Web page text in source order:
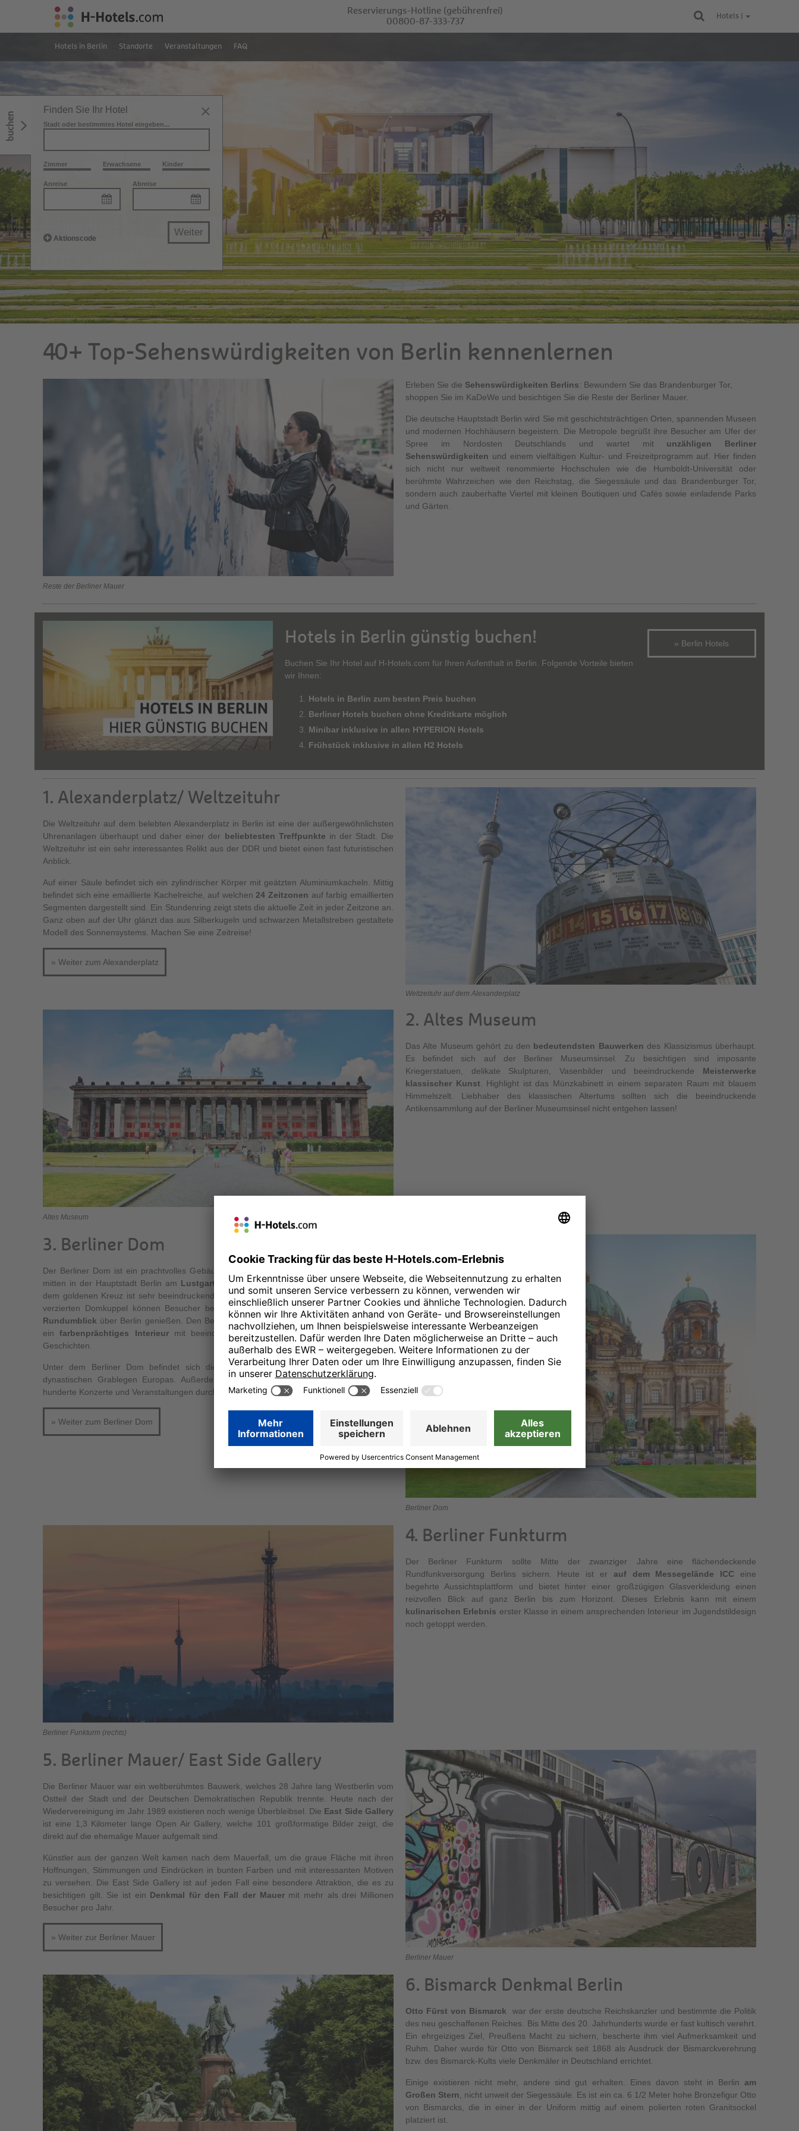
Reservierungs-Hotline (gebührenfrei)
00800-87-333-737
Hotels |
Hotels in Berlin Standorte Veranstaltungen FAQ
buchen
Finden Sie Ihr Hotel
Stadt oder bestimmtes Hotel eingeben...
Zimmer Erwachsene Kinder
Anreise Abreise
Aktionscode
Weiter
40+ Top-Sehenswürdigkeiten von Berlin kennenlernen
Reste der Berliner Mauer
Erleben Sie die Sehenswürdigkeiten Berlins: Bewundern Sie das Brandenburger Tor,
shoppen Sie im KaDeWe und besichtigen Sie die Reste der Berliner Mauer.
Die deutsche Hauptstadt Berlin wird Sie mit geschichtsträchtigen Orten, spannenden Museen
und modernen Hochhäusern begeistern. Die Metropole begrüßt ihre Besucher am Ufer der
Spree im Nordosten Deutschlands und wartet mit unzähligen Berliner
Sehenswürdigkeiten und einem vielfältigen Kultur- und Freizeitprogramm auf. Hier finden
sich nicht nur weltweit renommierte Hochschulen wie die Humboldt-Universität oder
berühmte Wahrzeichen wie den Reichstag, die Siegessäule und das Brandenburger Tor,
sondern auch zauberhafte Viertel mit kleinen Boutiquen und Cafés sowie einladende Parks
und Gärten.
Hotels in Berlin günstig buchen!
Buchen Sie Ihr Hotel auf H-Hotels.com für Ihren Aufenthalt in Berlin. Folgende Vorteile bieten
wir Ihnen:
Hotels in Berlin zum besten Preis buchen
Berliner Hotels buchen ohne Kreditkarte möglich
Minibar inklusive in allen HYPERION Hotels
Frühstück inklusive in allen H2 Hotels
» Berlin Hotels
1. Alexanderplatz/ Weltzeituhr
Die Weltzeituhr auf dem belebten Alexanderplatz in Berlin ist eine der außergewöhnlichsten
Uhrenanlagen überhaupt und daher einer der beliebtesten Treffpunkte in der Stadt. Die
Weltzeituhr ist ein sehr interessantes Relikt aus der DDR und bietet einen fast futuristischen
Anblick.
Auf einer Säule befindet sich ein zylindrischer Körper mit geätzten Aluminiumkacheln. Mittig
befindet sich eine emaillierte Kachelreiche, auf welchen 24 Zeitzonen auf farbig emaillierten
Segmenten dargestellt sind. Ein Stundenring zeigt stets die aktuelle Zeit in jeder Zeitzone an.
Ganz oben auf der Uhr glänzt das aus Silberkugeln und schwarzen Metallstreben gestaltete
Modell des Sonnensystems. Machen Sie eine Zeitreise!
» Weiter zum Alexanderplatz
Weltzeituhr auf dem Alexanderplatz
Altes Museum
2. Altes Museum
Das Alte Museum gehört zu den bedeutendsten Bauwerken des Klassizismus überhaupt.
Es befindet sich auf der Berliner Museumsinsel. Zu besichtigen sind imposante
Kriegerstatuen, delikate Skulpturen, Vasenbilder und beeindruckende Meisterwerke
klassischer Kunst . Highlight ist das Münzkabinett in einem separaten Raum mit blauem
Himmelszelt. Liebhaber des klassischen Altertums sollten sich die beeindruckende
Antikensammlung auf der Berliner Museumsinsel nicht entgehen lassen!
3. Berliner Dom
Der Berliner Dom ist ein prachtvolles Gebäude aus der Neorenaissance und befindet sich
mitten in der Hauptstadt Berlin am Lustgarten
. Allein die 100 Meter hohe Domkuppel mit
dem goldenen Kreuz ist sehr beeindruckend. Von der atemberaubend schönen, detailreich
verzierten Domkuppel können Besucher bei schönem Wetter einen fantastischen 360°
Rundumblick über Berlin genießen. Den Besucher erwartet in den inneren Räumlichkeiten
einfarbenprächtiges Interieurmit beeindruckenden Mosaiken, religiösen Bildern und
Geschichten.
Unter dem Berliner Dom befindet sich die Hohenzollerngruft, eine der bedeutendsten
dynastischen Grablegen Europas. Außerdem werden im Berliner Dom jedes Jahr über
hunderte Konzerte und Veranstaltungen durchgeführt.
» Weiter zum Berliner Dom
Berliner Dom
Berliner Funkturm (rechts)
4. Berliner Funkturm
Der Berliner Funkturm sollte Mitte der zwanziger Jahre eine flächendeckende
Rundfunkversorgung Berlins sichern. Heute ist er auf dem Messegelände ICC eine
begehrte Aussichtsplattform und bietet hinter einer großzügigen Glasverkleidung einen
reizvollen Blick auf ganz Berlin bis zum Horizont. Dieses Erlebnis kann mit einem
kulinarischen Erlebnis erster Klasse in einem ansprechenden Interieur im Jugendstildesign
noch getoppt werden.
5. Berliner Mauer/ East Side Gallery
Die Berliner Mauer war ein weltberühmtes Bauwerk, welches 28 Jahre lang Westberlin vom
Ostteil der Stadt und der Deutschen Demokratischen Republik trennte. Heute nach der
Wiedervereinigung im Jahr 1989 existieren noch wenige Überbleibsel. Die East Side Gallery
ist eine 1,3 Kilometer lange Open Air Gallery, welche 101 großformatige Bilder zeigt, die
direkt auf die ehemalige Mauer aufgemalt sind.
Künstler aus der ganzen Welt kamen nach dem Mauerfall, um die graue Fläche mit ihren
Hoffnungen, Stimmungen und Eindrücken in bunten Farben und mit interessanten Motiven
zu versehen. Die East Side Gallery ist auf jeden Fall eine besondere Attraktion, die es zu
besichtigen gilt. Sie ist ein Denkmal für den Fall der Mauermit mehr als drei Millionen
Besucher pro Jahr.
» Weiter zur Berliner Mauer
Berliner Mauer
6. Bismarck Denkmal Berlin
Otto Fürst von Bismarck war der erste deutsche Reichskanzler und bestimmte die Politik
des neu geschaffenen Reiches. Bis Mitte des 20. Jahrhunderts wurde er fast kultisch verehrt.
Ein ehrgeiziges Ziel, Preußens Macht zu sichern, bescherte ihm viel Aufmerksamkeit und
Ruhm. Daher wurde für Otto von Bismarck seit 1868 als Ausdruck der Bismarckverehrung
bzw. des Bismarck-Kults viele Denkmäler in Deutschland errichtet.
Einige existieren nicht mehr, andere sind gut erhalten. Eines davon steht in Berlin am
Großen Stern , nicht unweit der Siegessäule. Es ist ein ca. 6 1/2 Meter hohe Bronzefigur Otto
von Bismarcks, die in einer in der Uniform mittig auf einem polierten roten Granitsockel
platziert ist.